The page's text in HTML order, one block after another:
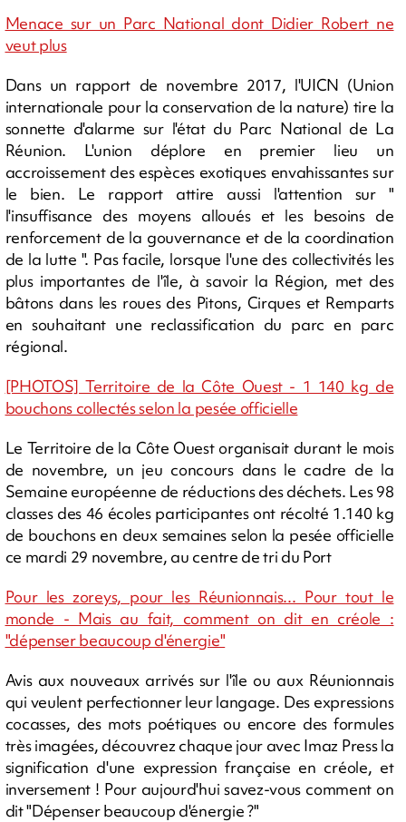
Menace sur un Parc National dont Didier Robert ne
veut plus
Dans un rapport de novembre 2017, l'UICN (Union
internationale pour la conservation de la nature) tire la
sonnette d'alarme sur l'état du Parc National de La
Réunion. L'union déplore en premier lieu un
accroissement des espèces exotiques envahissantes sur
le bien. Le rapport attire aussi l'attention sur "
l'insuffisance des moyens alloués et les besoins de
renforcement de la gouvernance et de la coordination
de la lutte ". Pas facile, lorsque l'une des collectivités les
plus importantes de l'île, à savoir la Région, met des
bâtons dans les roues des Pitons, Cirques et Remparts
en souhaitant une reclassification du parc en parc
régional.
[PHOTOS] Territoire de la Côte Ouest - 1 140 kg de
bouchons collectés selon la pesée officielle
Le Territoire de la Côte Ouest organisait durant le mois
de novembre, un jeu concours dans le cadre de la
Semaine européenne de réductions des déchets. Les 98
classes des 46 écoles participantes ont récolté 1.140 kg
de bouchons en deux semaines selon la pesée officielle
ce mardi 29 novembre, au centre de tri du Port
Pour les zoreys, pour les Réunionnais... Pour tout le
monde - Mais au fait, comment on dit en créole :
"dépenser beaucoup d'énergie"
Avis aux nouveaux arrivés sur l'île ou aux Réunionnais
qui veulent perfectionner leur langage. Des expressions
cocasses, des mots poétiques ou encore des formules
très imagées, découvrez chaque jour avec Imaz Press la
signification d'une expression française en créole, et
inversement ! Pour aujourd'hui savez-vous comment on
dit "Dépenser beaucoup d'énergie ?"